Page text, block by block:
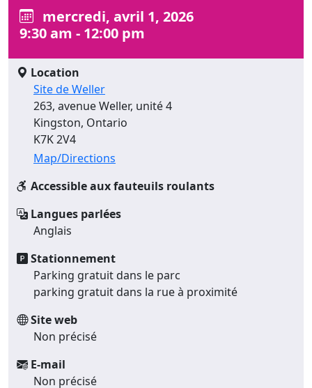
mercredi, avril 1, 2026
9:30 am - 12:00 pm
Location
Site de Weller
263, avenue Weller, unité 4
Kingston, Ontario
K7K 2V4
Map/Directions
Accessible aux fauteuils roulants
Langues parlées
Anglais
Stationnement
Parking gratuit dans le parc
parking gratuit dans la rue à proximité
Site web
Non précisé
E-mail
Non précisé